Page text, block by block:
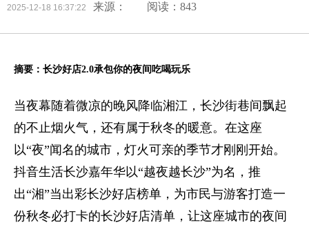
2025-12-18 16:37:22 来源： 阅读：843
摘要：长沙好店2.0承包你的夜间吃喝玩乐
当夜幕随着微凉的晚风降临湘江，长沙街巷间飘起
的不止烟火气，还有属于秋冬的暖意。在这座
以“夜”闻名的城市，灯火可亲的季节才刚刚开始。
抖音生活长沙嘉年华以“越夜越长沙”为名，推
出“湘”当出彩长沙好店榜单，为市民与游客打造一
份秋冬必打卡的长沙好店清单，让这座城市的夜间